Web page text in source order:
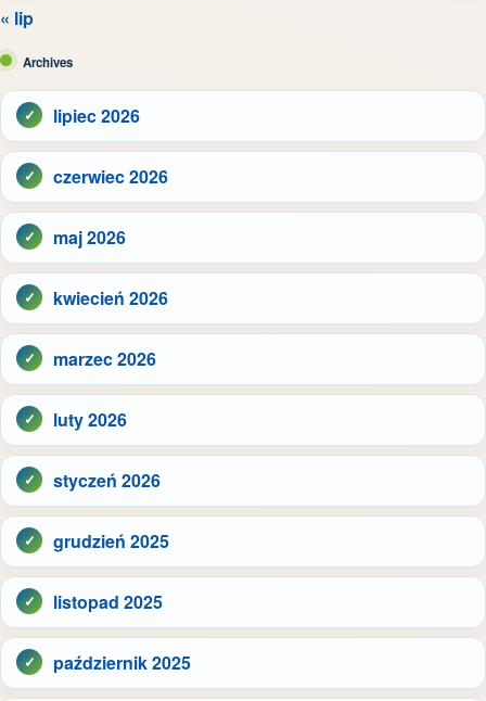
« lip
Archives
lipiec 2026
czerwiec 2026
maj 2026
kwiecień 2026
marzec 2026
luty 2026
styczeń 2026
grudzień 2025
listopad 2025
październik 2025